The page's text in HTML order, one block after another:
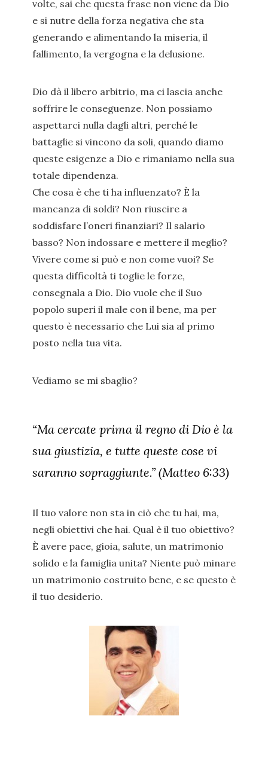
volte, sai che questa frase non viene da Dio
e si nutre della forza negativa che sta
generando e alimentando la miseria, il
fallimento, la vergogna e la delusione.
Dio dà il libero arbitrio, ma ci lascia anche
soffrire le conseguenze. Non possiamo
aspettarci nulla dagli altri, perché le
battaglie si vincono da soli, quando diamo
queste esigenze a Dio e rimaniamo nella sua
totale dipendenza.
Che cosa è che ti ha influenzato? È la
mancanza di soldi? Non riuscire a
soddisfare l’oneri finanziari? Il salario
basso? Non indossare e mettere il meglio?
Vivere come si può e non come vuoi? Se
questa difficoltà ti toglie le forze,
consegnala a Dio. Dio vuole che il Suo
popolo superi il male con il bene, ma per
questo è necessario che Lui sia al primo
posto nella tua vita.
Vediamo se mi sbaglio?
“Ma cercate prima il regno di Dio è la
sua giustizia, e tutte queste cose vi
saranno sopraggiunte.” (Matteo 6:33)
Il tuo valore non sta in ciò che tu hai, ma,
negli obiettivi che hai. Qual è il tuo obiettivo?
È avere pace, gioia, salute, un matrimonio
solido e la famiglia unita? Niente può minare
un matrimonio costruito bene, e se questo è
il tuo desiderio.